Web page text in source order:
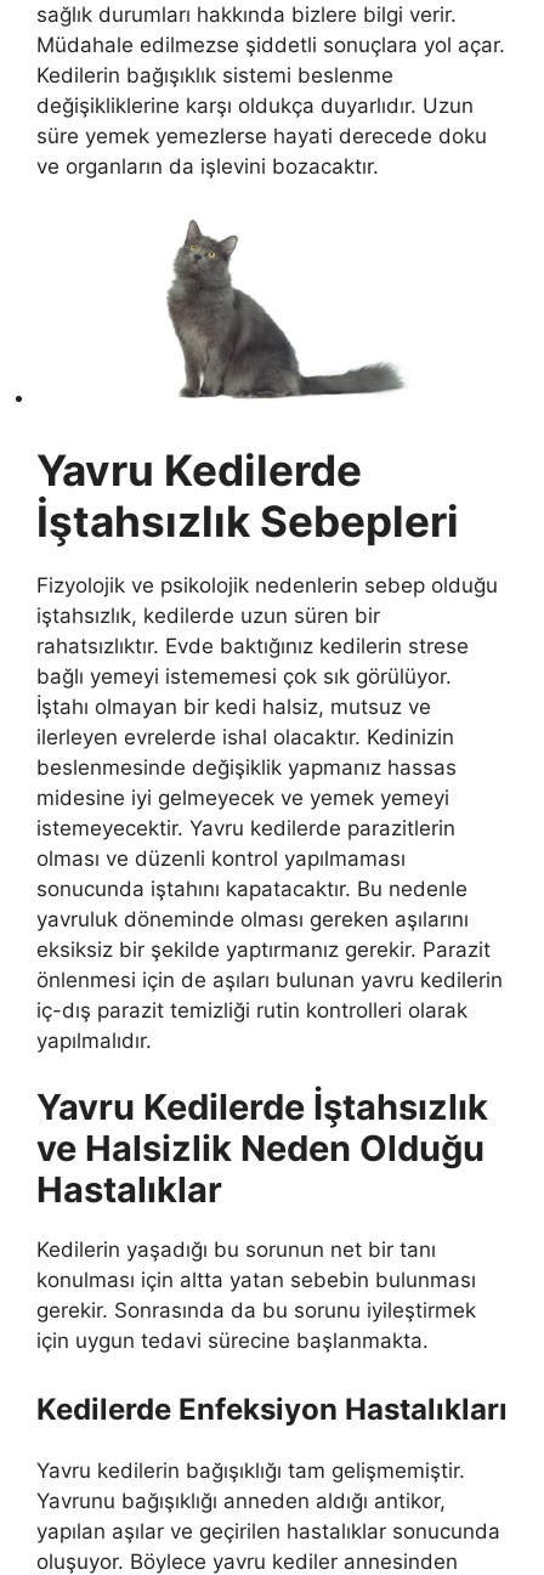
sağlık durumları hakkında bizlere bilgi verir.
Müdahale edilmezse şiddetli sonuçlara yol açar.
Kedilerin bağışıklık sistemi beslenme
değişikliklerine karşı oldukça duyarlıdır. Uzun
süre yemek yemezlerse hayati derecede doku
ve organların da işlevini bozacaktır.
Yavru Kedilerde
İştahsızlık Sebepleri
Fizyolojik ve psikolojik nedenlerin sebep olduğu
iştahsızlık, kedilerde uzun süren bir
rahatsızlıktır. Evde baktığınız kedilerin strese
bağlı yemeyi istememesi çok sık görülüyor.
İştahı olmayan bir kedi halsiz, mutsuz ve
ilerleyen evrelerde ishal olacaktır. Kedinizin
beslenmesinde değişiklik yapmanız hassas
midesine iyi gelmeyecek ve yemek yemeyi
istemeyecektir. Yavru kedilerde parazitlerin
olması ve düzenli kontrol yapılmaması
sonucunda iştahını kapatacaktır. Bu nedenle
yavruluk döneminde olması gereken aşılarını
eksiksiz bir şekilde yaptırmanız gerekir. Parazit
önlenmesi için de aşıları bulunan yavru kedilerin
iç-dış parazit temizliği rutin kontrolleri olarak
yapılmalıdır.
Yavru Kedilerde İştahsızlık
ve Halsizlik Neden Olduğu
Hastalıklar
Kedilerin yaşadığı bu sorunun net bir tanı
konulması için altta yatan sebebin bulunması
gerekir. Sonrasında da bu sorunu iyileştirmek
için uygun tedavi sürecine başlanmakta.
Kedilerde Enfeksiyon Hastalıkları
Yavru kedilerin bağışıklığı tam gelişmemiştir.
Yavrunu bağışıklığı anneden aldığı antikor,
yapılan aşılar ve geçirilen hastalıklar sonucunda
oluşuyor. Böylece yavru kediler annesinden